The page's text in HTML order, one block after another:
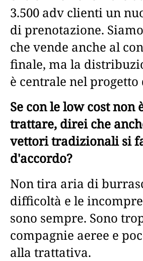
3.500 adv clienti un
di prenotazione.
che vende anche al
finale, ma la
è centrale nel
Se con le low cost non
trattare, direi che
vettori tradizionali si
d'accordo?
Non tira aria di
difficoltà e le
sono sempre. Sono
compagnie aeree e
alla trattativa.